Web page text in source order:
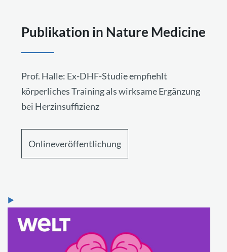
Publikation in Nature Medicine
Prof. Halle: Ex-DHF-Studie empfiehlt
körperliches Training als wirksame Ergänzung
bei Herzinsuffizienz
Onlineveröffentlichung